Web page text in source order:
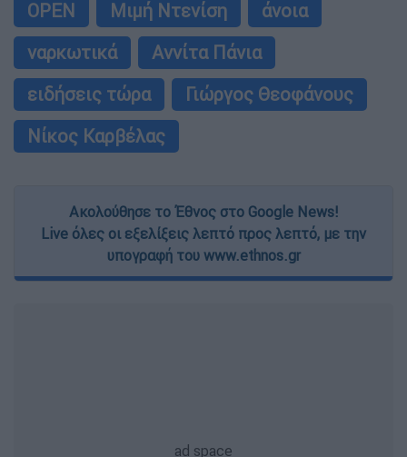
OPEN Μιμή Ντενίση
άνοια
ναρκωτικά
Αννίτα Πάνια
ειδήσεις τώρα
Γιώργος Θεοφάνους
Νίκος Καρβέλας
Ακολούθησε το Έθνος στο Google News!
Live όλες οι εξελίξεις λεπτό προς λεπτό, με την
υπογραφή του www.ethnos.gr